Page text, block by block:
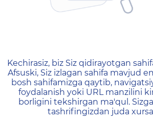
404 —
Kechirasiz, biz Siz qidirayotgan
Afsuski, Siz izlagan sahifa mavjud
bosh sahifamizga qaytib,
foydalanish yoki URL manzilini
borligini tekshirgan ma'qul.
tashrifingizdan juda